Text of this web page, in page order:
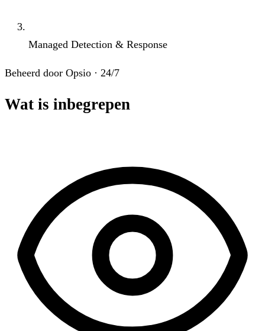
Managed Detection & Response
Beheerd door Opsio · 24/7
Wat is inbegrepen